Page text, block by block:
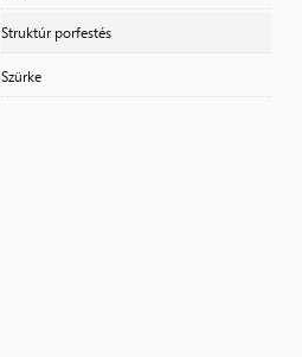
Struktúr porfestés
Szürke